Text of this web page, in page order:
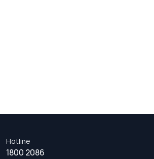
Hotline
1800 2086